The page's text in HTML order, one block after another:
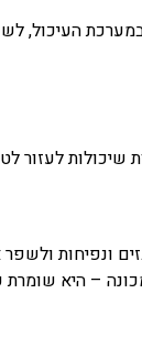
שיכולות לעזור
ונפיחות
– היא